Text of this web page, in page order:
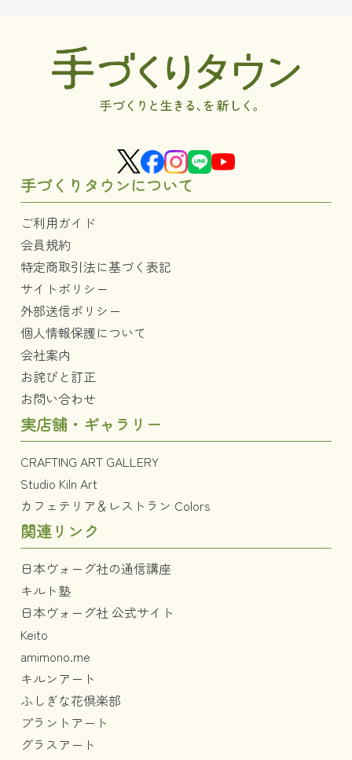
手づくりタウンについて
ご利用ガイド
会員規約
特定商取引法に基づく表記
サイトポリシー
外部送信ポリシー
個人情報保護について
会社案内
お詫びと訂正
お問い合わせ
実店舗・ギャラリー
CRAFTING ART GALLERY
Studio Kiln Art
カフェテリア＆レストラン Colors
関連リンク
日本ヴォーグ社の通信講座
キルト塾
日本ヴォーグ社 公式サイト
Keito
amimono.me
キルンアート
ふしぎな花倶楽部
プラントアート
グラスアート